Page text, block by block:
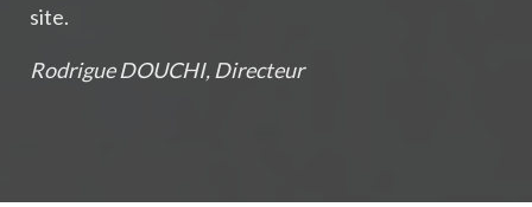
site.
Rodrigue DOUCHI, Directeur